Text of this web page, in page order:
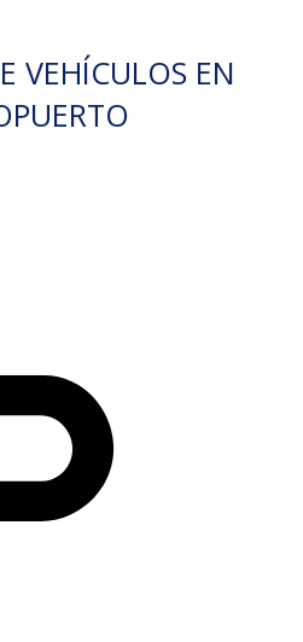
VEHÍCULOS EN